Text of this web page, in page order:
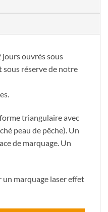
jours ouvrés sous
sous réserve de notre
triangulaire avec
peau de pêche). Un
de marquage. Un
un marquage laser effet